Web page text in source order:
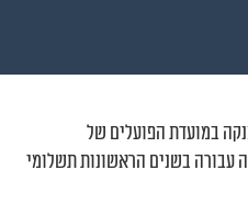
במועדת הפועלים של
עבורה בשנים הראשונות תשלומי